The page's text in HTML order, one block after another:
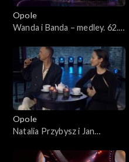
Opole
Wanda i Banda – medley. 62.
koncert pamięci Wojciecha
Trzcińskiego”
Opole
Natalia Przybysz i Jan
kawiarenki”. 62. KFPP: „Małe